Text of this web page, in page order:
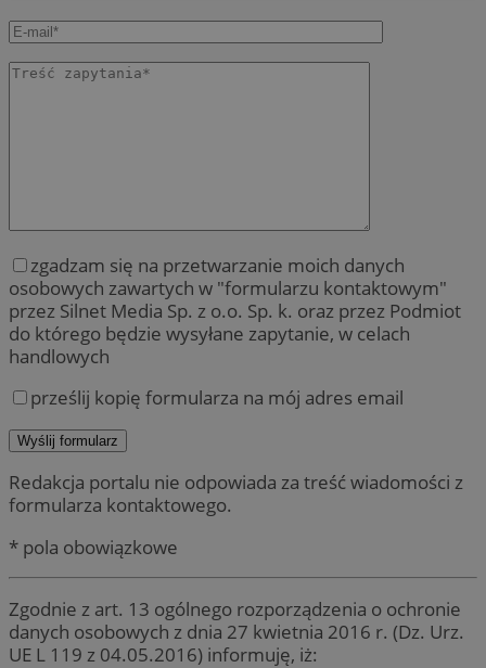
zgadzam się na przetwarzanie moich danych
osobowych zawartych w "formularzu kontaktowym"
przez Silnet Media Sp. z o.o. Sp. k. oraz przez Podmiot
do którego będzie wysyłane zapytanie, w celach
handlowych
prześlij kopię formularza na mój adres email
Redakcja portalu nie odpowiada za treść wiadomości z
formularza kontaktowego.
* pola obowiązkowe
Zgodnie z art. 13 ogólnego rozporządzenia o ochronie
danych osobowych z dnia 27 kwietnia 2016 r. (Dz. Urz.
UE L 119 z 04.05.2016) informuję, iż: